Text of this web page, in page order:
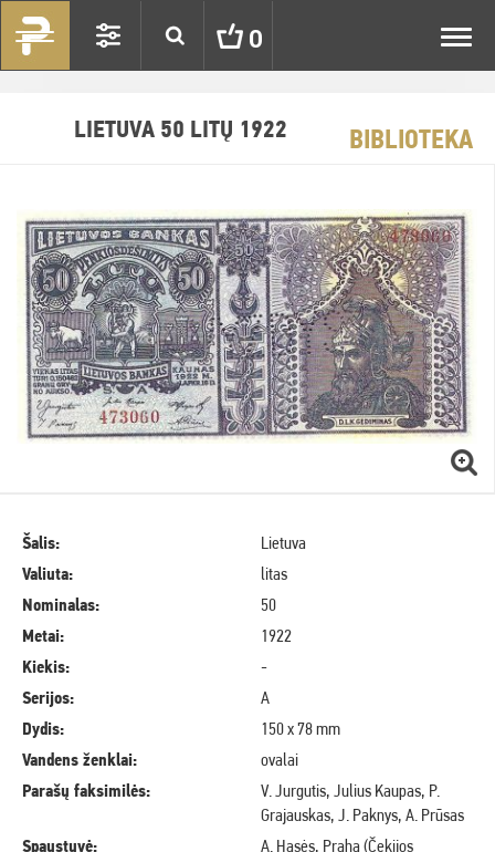
0
LIETUVA 50 LITŲ 1922 BIBLIOTEKA
Šalis:
Lietuva
Valiuta:
litas
Nominalas:
50
Metai:
1922
Kiekis:
-
Serijos:
A
Dydis:
150 x 78 mm
Vandens ženklai:
ovalai
Parašų faksimilės:
V. Jurgutis, Julius Kaupas, P.
Grajauskas, J. Paknys, A. Prūsas
Spaustuvė:
A. Hasės, Praha (Čekijos